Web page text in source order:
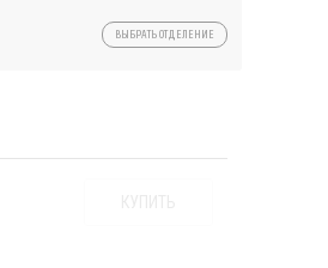
ВЫБРАТЬ ОТДЕЛЕНИЕ